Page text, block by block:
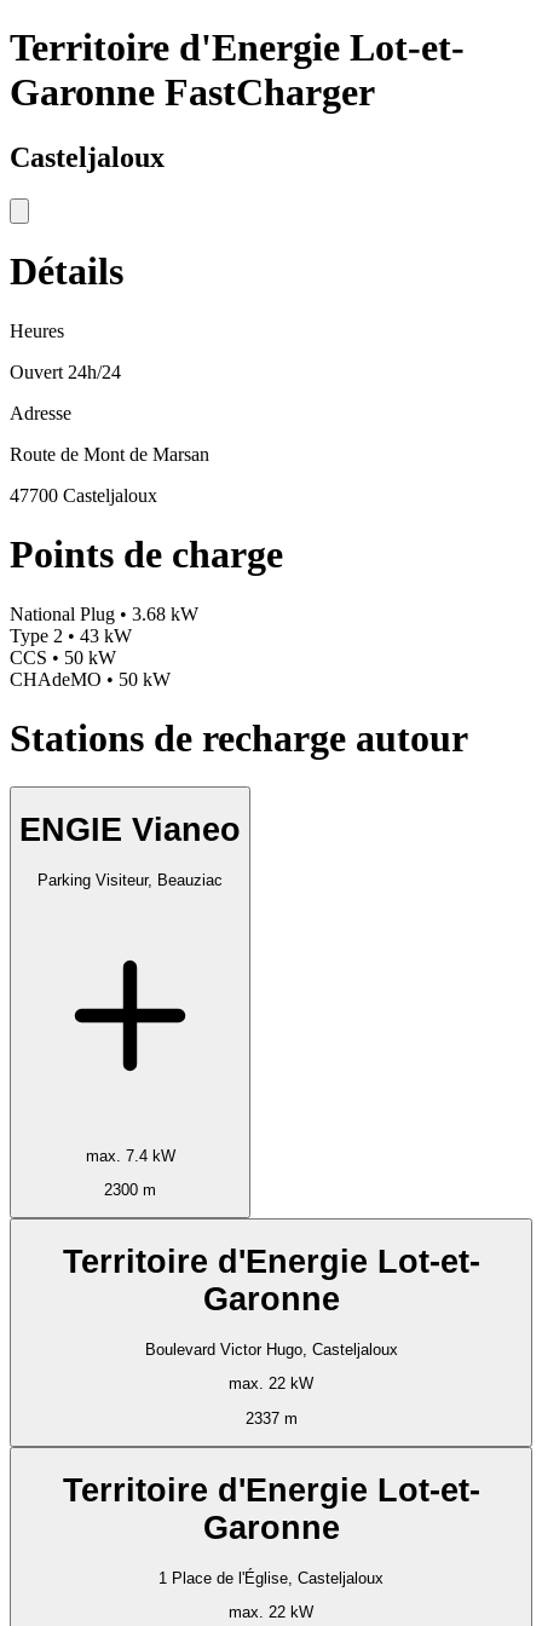
Territoire d'Energie Lot-et-
Garonne FastCharger
Casteljaloux
Détails
Heures
Ouvert 24h/24
Adresse
Route de Mont de Marsan
47700 Casteljaloux
Points de charge
National Plug • 3.68 kW
Type 2 • 43 kW
CCS • 50 kW
CHAdeMO • 50 kW
Stations de recharge autour
ENGIE Vianeo
Parking Visiteur, Beauziac
max. 7.4 kW
2300 m
Territoire d'Energie Lot-et-
Garonne
Boulevard Victor Hugo, Casteljaloux
max. 22 kW
2337 m
Territoire d'Energie Lot-et-
Garonne
1 Place de l'Église, Casteljaloux
max. 22 kW